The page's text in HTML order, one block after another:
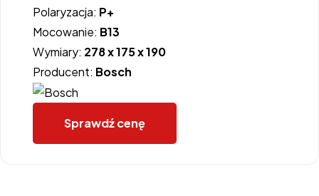
Polaryzacja: P+
Mocowanie: B13
Wymiary: 278 x 175 x 190
Producent: Bosch
Sprawdź cenę